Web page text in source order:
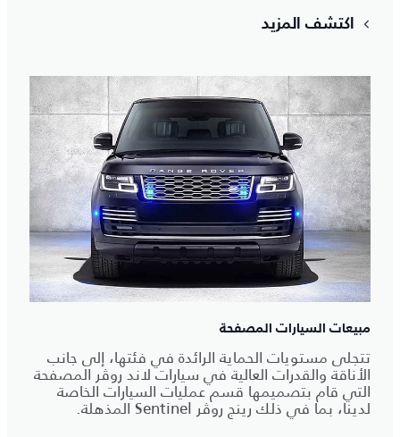
اكتشف المزيد
مبيعات السيارات المصفحة
تتجلى مستويات الحماية الرائدة في فئتها، إلى جانب
الأناقة والقدرات العالية في سيارات لاند روڤر المصفحة
التي قام بتصميمها قسم عمليات السيارات الخاصة
لدينا، بما في ذلك رينج روڤر Sentinel المذهلة.